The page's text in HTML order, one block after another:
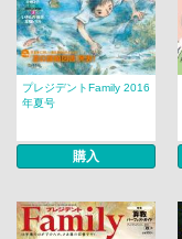
プレジデントFamily 2016
年夏号
購入